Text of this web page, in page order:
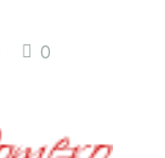
0